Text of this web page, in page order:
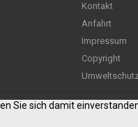
Kontakt
Anfahrt
Impressum
Copyright
Sie sich damit